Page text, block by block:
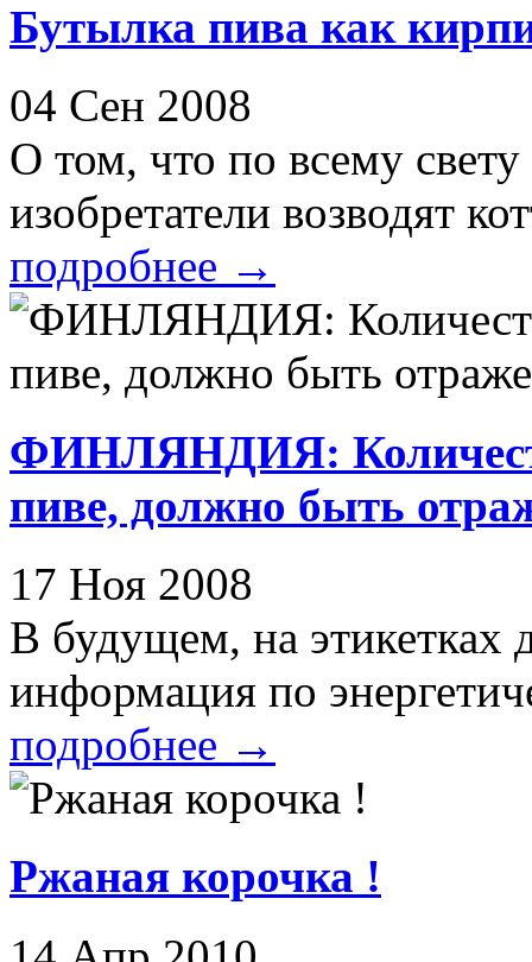
Бутылка пива как
04 Сен 2008
О том, что по всему
изобретатели возводят
подробнее →
ФИНЛЯНДИЯ:
пиве, должно быть
17 Ноя 2008
В будущем, на этикетках
информация по
подробнее →
Ржаная корочка !